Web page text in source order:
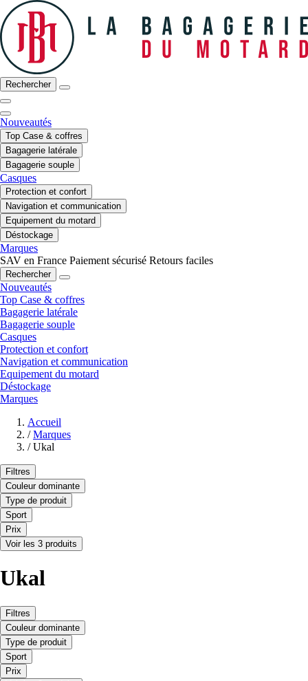
Rechercher
Nouveautés
Top Case & coffres
Bagagerie latérale
Bagagerie souple
Casques
Protection et confort
Navigation et communication
Equipement du motard
Déstockage
Marques
SAV en France Paiement sécurisé Retours faciles
Rechercher
Nouveautés
Top Case & coffres
Bagagerie latérale
Bagagerie souple
Casques
Protection et confort
Navigation et communication
Equipement du motard
Déstockage
Marques
Accueil
/ Marques
/ Ukal
Filtres
Couleur dominante
Type de produit
Sport
Prix
Voir les 3 produits
Ukal
Filtres
Couleur dominante
Type de produit
Sport
Prix